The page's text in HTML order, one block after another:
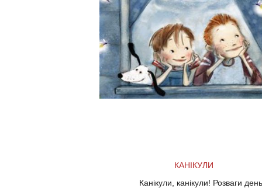
КАНІКУЛИ
Канікули, канікули! Розваги